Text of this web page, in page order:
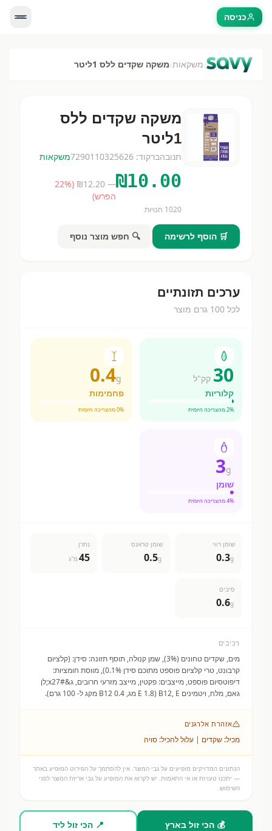
כניסה
›משקאות›משקה שקדים ללס 1ליטר
משקה שקדים ללס
1ליטר
תנובהברקוד: 7290110325626משקאות
₪10.00
— ₪
12.20
(
22%
הפרש)
1020 חנויות
🛒 הוסף לרשימה 🔍 חפש מוצר נוסף
ערכים תזונתיים
לכל 100 גרם מוצר
30 קק"ל
קלוריות
2% מהצריכה היומית
0.4g
פחמימות
0% מהצריכה היומית
3g
שומן
4% מהצריכה היומית
שומן רווי
0.3g
שומן טראנס
0.5g
נתרן
45 מ"ג
סיבים
0.6g
רכיבים
מים, שקדים טחונים (3%), שמן קנולה, תוסף תזונה: סידן: (קלציום
קרבונט, טרי קלציום פוספט מתוכם סידן 0.1%), מווסת חומציות:
דיפוטסיום פוספט, מייצבים: פקטין, מייצב מזרעי חרובים, ג&#x27;לן
גאם, מלח, ויטמינים B12, E (E 1.8 מג, B12 0.4 מקג ל- 100 גרם).
אזהרת אלרגנים
מכיל: שקדים | עלול להכיל: סויה
הנתונים המדויקים מופיעים על גבי המוצר. אין להסתמך על הפירוט המופיע באתר
— יתכנו טעויות או אי התאמות. יש לקרוא את המופיע על גבי אריזת המוצר לפני
השימוש.
💰 הכי זול בארץ 📍 הכי זול ליד